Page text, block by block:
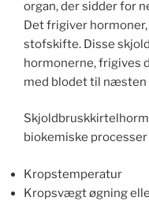
organ, der sidder for
Det frigiver
stofskifte. Disse
hormonerne, frigives
med blodet til næsten
biokemiske
Kropstemperatur
Kropsvægt øgning